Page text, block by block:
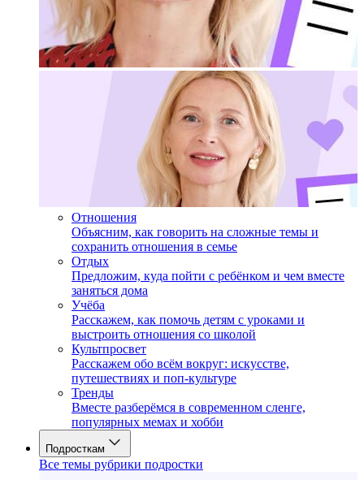
Отношения
Объясним, как говорить на сложные темы и
сохранить отношения в семье
Отдых
Предложим, куда пойти с ребёнком и чем вместе
заняться дома
Учёба
Расскажем, как помочь детям с уроками и
выстроить отношения со школой
Культпросвет
Расскажем обо всём вокруг: искусстве,
путешествиях и поп-культуре
Тренды
Вместе разберёмся в современном сленге,
популярных мемах и хобби
Подросткам
Все темы рубрики подростки